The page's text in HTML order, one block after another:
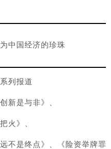
中国经济的珍珠
列报道
新是与非》、
火》、
远不是终点》、《险资举牌罪